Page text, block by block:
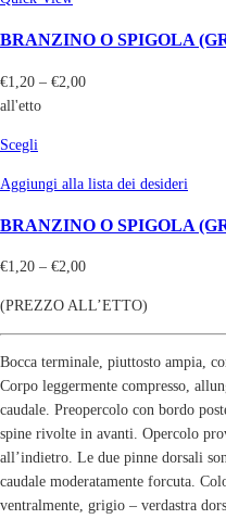
BRANZINO O SPIGOLA
€1,20 – €2,00
all'etto
Scegli
Aggiungi alla lista dei desideri
BRANZINO O SPIGOLA
€1,20 – €2,00
(PREZZO ALL’ETTO)
Bocca terminale, piuttosto ampia,
Corpo leggermente compresso,
caudale. Preopercolo con bordo
spine rivolte in avanti. Opercolo
all’indietro. Le due pinne dorsali
caudale moderatamente forcuta.
ventralmente, grigio – verdastra